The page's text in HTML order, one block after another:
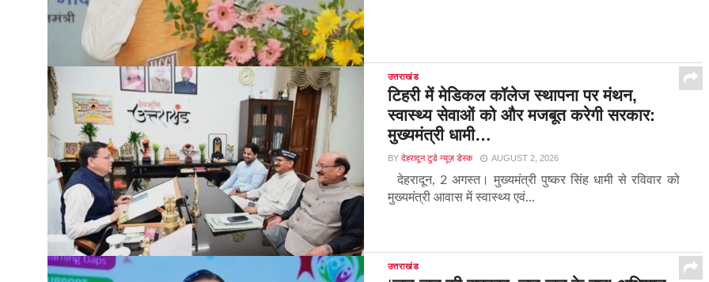
उत्तराखंड
टिहरी में मेडिकल कॉलेज स्थापना पर मंथन,
स्वास्थ्य सेवाओं को और मजबूत करेगी सरकार:
मुख्यमंत्री धामी…
BY देहरादून टुडे न्यूज़ डेस्क AUGUST 2, 2026
देहरादून, 2 अगस्त। मुख्यमंत्री पुष्कर सिंह धामी से रविवार को
मुख्यमंत्री आवास में स्वास्थ्य एवं...
उत्तराखंड